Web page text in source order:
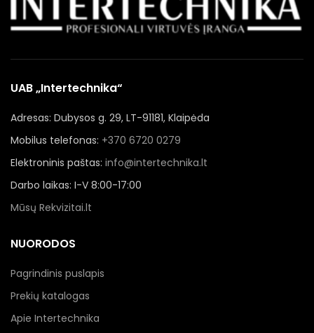
UAB „Intertechnika“
Adresas: Dubysos g. 29, LT-91181, Klaipėda
Mobilus telefonas: +370 6720 0279
Elektroninis paštas: info@intertechnika.lt
Darbo laikas: I-V 8:00-17:00
Mūsų Rekvizitai.lt
NUORODOS
Pagrindinis puslapis
Prekių katalogas
Apie Intertechnika